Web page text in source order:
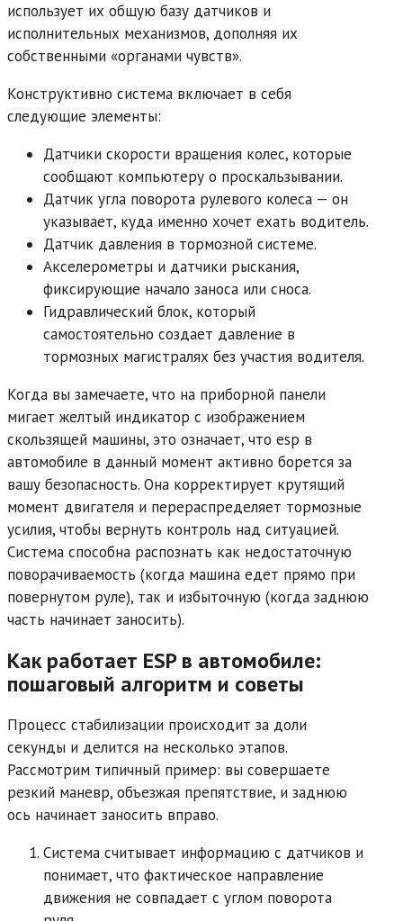
использует их общую базу датчиков и
исполнительных механизмов, дополняя их
собственными «органами чувств».
Конструктивно система включает в себя
следующие элементы:
Датчики скорости вращения колес, которые
сообщают компьютеру о проскальзывании.
Датчик угла поворота рулевого колеса — он
указывает, куда именно хочет ехать водитель.
Датчик давления в тормозной системе.
Акселерометры и датчики рыскания,
фиксирующие начало заноса или сноса.
Гидравлический блок, который
самостоятельно создает давление в
тормозных магистралях без участия водителя.
Когда вы замечаете, что на приборной панели
мигает желтый индикатор с изображением
скользящей машины, это означает, что esp в
автомобиле в данный момент активно борется за
вашу безопасность. Она корректирует крутящий
момент двигателя и перераспределяет тормозные
усилия, чтобы вернуть контроль над ситуацией.
Система способна распознать как недостаточную
поворачиваемость (когда машина едет прямо при
повернутом руле), так и избыточную (когда заднюю
часть начинает заносить).
Как работает ESP в автомобиле:
пошаговый алгоритм и советы
Процесс стабилизации происходит за доли
секунды и делится на несколько этапов.
Рассмотрим типичный пример: вы совершаете
резкий маневр, объезжая препятствие, и заднюю
ось начинает заносить вправо.
Система считывает информацию с датчиков и
понимает, что фактическое направление
движения не совпадает с углом поворота